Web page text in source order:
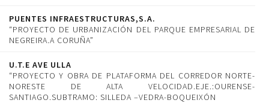
PUENTES INFRAESTRUCTURAS,S.A.
“PROYECTO DE URBANIZACIÓN DEL PARQUE EMPRESARIAL DE
NEGREIRA.A CORUÑA”
U.T.E AVE ULLA
“PROYECTO Y OBRA DE PLATAFORMA DEL CORREDOR NORTE-
NORESTE DE ALTA VELOCIDAD.EJE.:OURENSE-
SANTIAGO.SUBTRAMO: SILLEDA –VEDRA-BOQUEIXÓN